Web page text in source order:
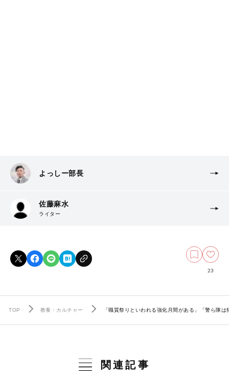
よっしー部長
佐藤麻水
ライター
23
TOP 教養・カルチャー 「職質祭りといわれる強化月間がある」「警ら隊
関連記事